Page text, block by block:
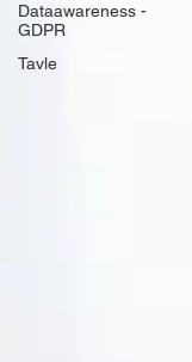
Dataawareness -
GDPR
Tavle